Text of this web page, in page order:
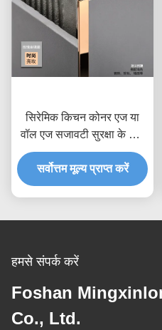
सिरेमिक किचन कोनर एज या
वॉल एज सजावटी सुरक्षा के लिए
201 304 316L स्टेनलेस
स्टील चैनल ट्रिम प्रोफ़ाइल
सर्वोत्तम मूल्य प्राप्त करें
हमसे संपर्क करें
Foshan
Co., Ltd.